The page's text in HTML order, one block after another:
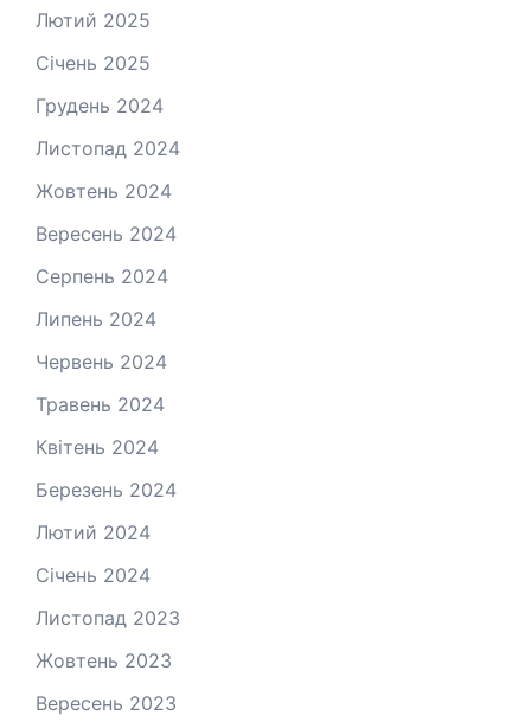
Лютий 2025
Січень 2025
Грудень 2024
Листопад 2024
Жовтень 2024
Вересень 2024
Серпень 2024
Липень 2024
Червень 2024
Травень 2024
Квітень 2024
Березень 2024
Лютий 2024
Січень 2024
Листопад 2023
Жовтень 2023
Вересень 2023